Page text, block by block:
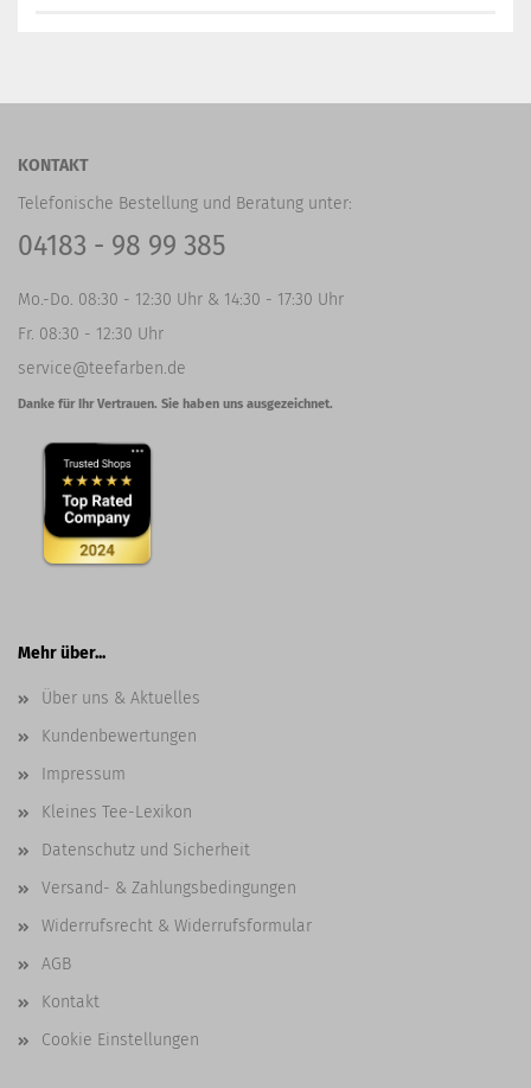
KONTAKT
Telefonische Bestellung und Beratung unter:
04183 - 98 99 385
Mo.-Do. 08:30 - 12:30 Uhr & 14:30 - 17:30 Uhr
Fr. 08:30 - 12:30 Uhr
service@teefarben.de
Danke für Ihr Vertrauen. Sie haben uns ausgezeichnet.
Mehr über...
Über uns & Aktuelles
Kundenbewertungen
Impressum
Kleines Tee-Lexikon
Datenschutz und Sicherheit
Versand- & Zahlungsbedingungen
Widerrufsrecht & Widerrufsformular
AGB
Kontakt
Cookie Einstellungen